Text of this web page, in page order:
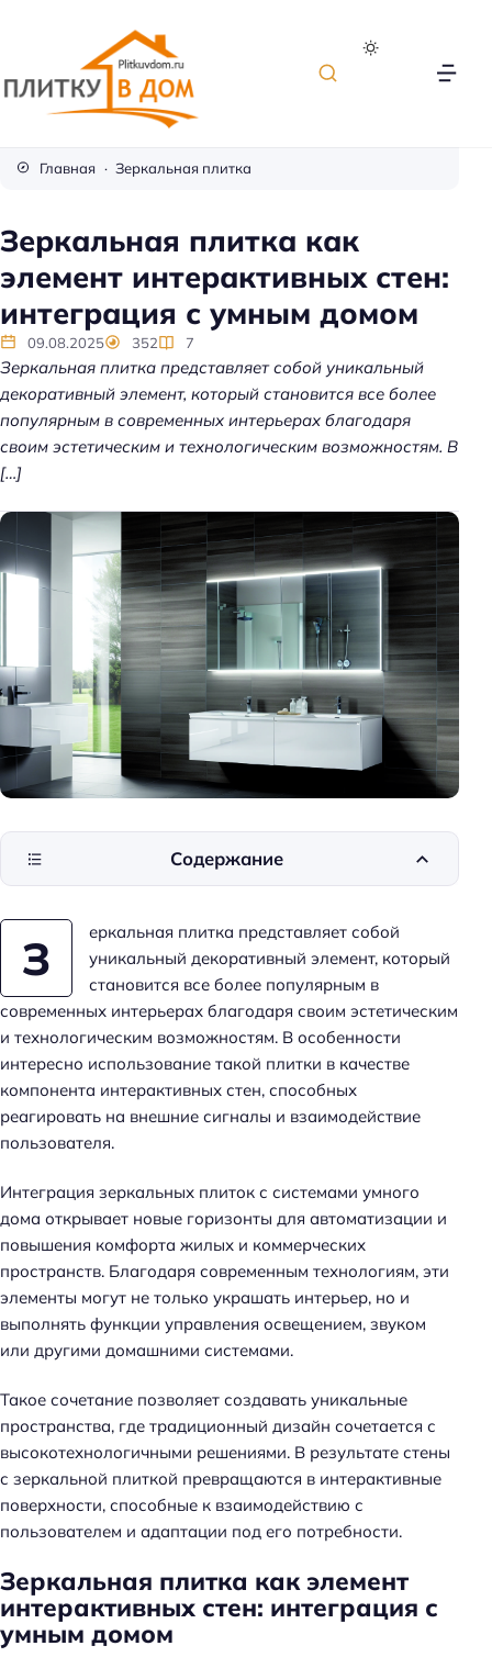
к
а
л
я
о
т
д
е
л
к
и
д
Главная Зеркальная плитка
Зеркальная плитка как
элемент интерактивных стен:
интеграция с умным домом
09.08.2025 352 7
Зеркальная плитка представляет собой уникальный
декоративный элемент, который становится все более
популярным в современных интерьерах благодаря
своим эстетическим и технологическим возможностям. В
[…]
З
еркальная плитка представляет собой
уникальный декоративный элемент, который
становится все более популярным в
современных интерьерах благодаря своим эстетическим
и технологическим возможностям. В особенности
интересно использование такой плитки в качестве
компонента интерактивных стен, способных
реагировать на внешние сигналы и взаимодействие
пользователя.
Интеграция зеркальных плиток с системами умного
дома открывает новые горизонты для автоматизации и
повышения комфорта жилых и коммерческих
пространств. Благодаря современным технологиям, эти
элементы могут не только украшать интерьер, но и
выполнять функции управления освещением, звуком
или другими домашними системами.
Такое сочетание позволяет создавать уникальные
пространства, где традиционный дизайн сочетается с
высокотехнологичными решениями. В результате стены
с зеркальной плиткой превращаются в интерактивные
поверхности, способные к взаимодействию с
пользователем и адаптации под его потребности.
Зеркальная плитка как элемент
интерактивных стен: интеграция с
умным домом
Содержание